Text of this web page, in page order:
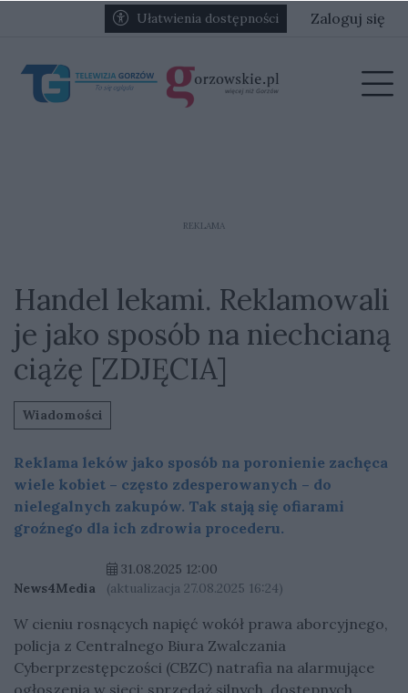
Przejdź do głównych treści
Przejdź do głównego menuUłatwienia dostępności Zaloguj się
REKLAMA
Handel lekami. Reklamowali
je jako sposób na niechcianą
ciążę [ZDJĘCIA]
Wiadomości
Reklama leków jako sposób na poronienie zachęca
wiele kobiet – często zdesperowanych – do
nielegalnych zakupów. Tak stają się ofiarami
groźnego dla ich zdrowia procederu.
News4Media
31.08.2025 12:00
(aktualizacja 27.08.2025 16:24)
W cieniu rosnących napięć wokół prawa aborcyjnego,
policja z Centralnego Biura Zwalczania
Cyberprzestępczości (CBZC) natrafia na alarmujące
ogłoszenia w sieci: sprzedaż silnych, dostępnych